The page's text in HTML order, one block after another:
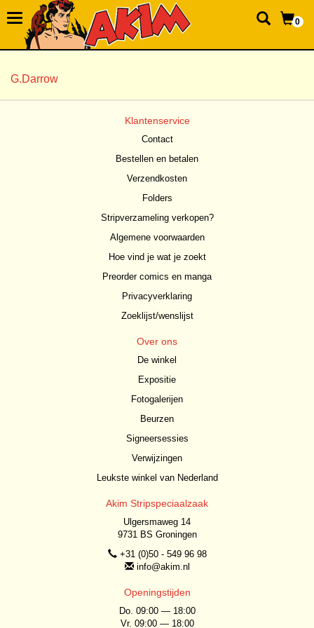
0
G.Darrow
Klantenservice
Contact
Bestellen en betalen
Verzendkosten
Folders
Stripverzameling verkopen?
Algemene voorwaarden
Hoe vind je wat je zoekt
Preorder comics en manga
Privacyverklaring
Zoeklijst/wenslijst
Over ons
De winkel
Expositie
Fotogalerijen
Beurzen
Signeersessies
Verwijzingen
Leukste winkel van Nederland
Akim Stripspeciaalzaak
Ulgersmaweg 14
9731 BS Groningen
+31 (0)50 - 549 96 98
info@akim.nl
Openingstijden
Do. 09:00 — 18:00
Vr. 09:00 — 18:00